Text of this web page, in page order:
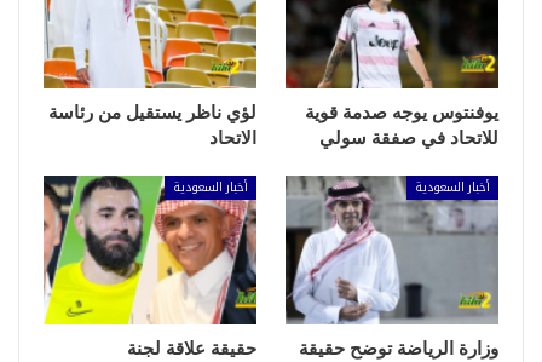
يوفنتوس يوجه صدمة قوية
للاتحاد في صفقة سولي
لؤي ناظر يستقيل من رئاسة
الاتحاد
أخبار السعودية
وزارة الرياضة توضح حقيقة
أخبار السعودية
حقيقة علاقة لجنة